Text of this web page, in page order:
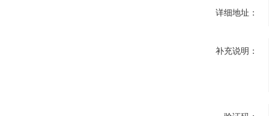
详细地址：
补充说明：